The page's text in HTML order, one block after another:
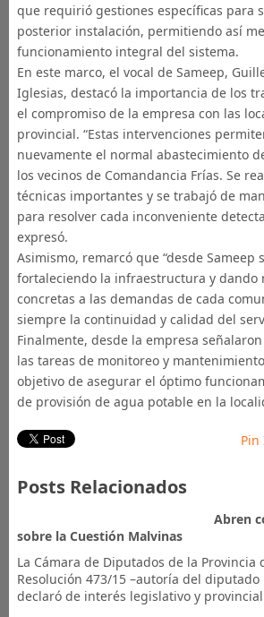
que requirió gestiones específicas para
posterior instalación, permitiendo así
funcionamiento integral del sistema.
En este marco, el vocal de Sameep,
Iglesias, destacó la importancia de los
el compromiso de la empresa con las
provincial. “Estas intervenciones
nuevamente el normal abastecimiento
los vecinos de Comandancia Frías. Se
técnicas importantes y se trabajó de
para resolver cada inconveniente
expresó.
Asimismo, remarcó que “desde Sameep
fortaleciendo la infraestructura y dando
concretas a las demandas de cada
siempre la continuidad y calidad del
Finalmente, desde la empresa
las tareas de monitoreo y
objetivo de asegurar el óptimo
de provisión de agua potable en la
Pin
Posts Relacionados
Abren
sobre la Cuestión Malvinas
La Cámara de Diputados de la Provincia
Resolución 473/15 –autoría del diputado
declaró de interés legislativo y provincial